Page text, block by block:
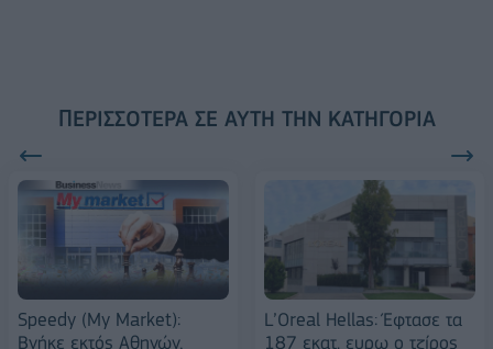
ΠΕΡΙΣΣΌΤΕΡΑ ΣΕ ΑΥΤΉ ΤΗΝ ΚΑΤΗΓΟΡΊΑ
Speedy (My Market):
Βγήκε εκτός Αθηνών,
L’Oreal Ηellas: Έφτασε τα
187 εκατ. ευρω ο τζίρος